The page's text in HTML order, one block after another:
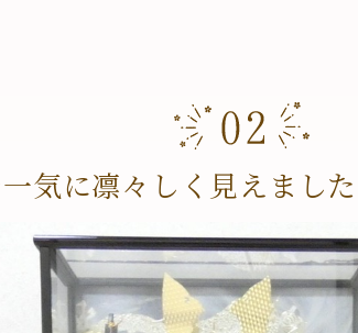
気に凛々しく見えました